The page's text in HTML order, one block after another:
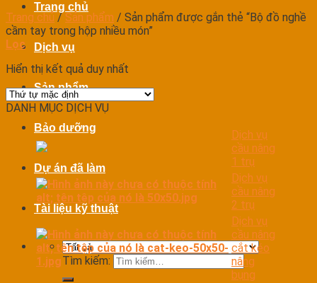
Trang chủ
Dịch vụ
Sản phẩm
Bảo dưỡng
Dự án đã làm
Tài liệu kỹ thuật
Tìm kiếm:
Trang chủ / Sản phẩm / Sản phẩm được gắn thẻ “Bộ đồ nghề
cầm tay trong hộp nhiều món”
Lọc
Hiển thị kết quả duy nhất
DANH MỤC DỊCH VỤ
Dịch vụ
cầu nâng
1 trụ
Dịch vụ
cầu nâng
2 trụ
Dịch vụ
cầu nâng
cắt kéo
nâng
bụng